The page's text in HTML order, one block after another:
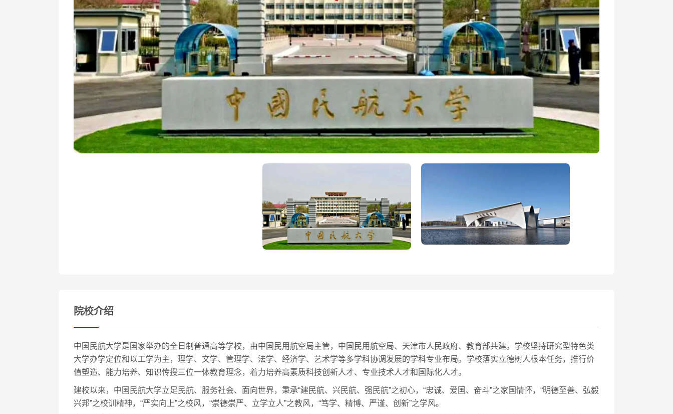
院校介绍
中国民航大学是国家举办的全日制普通高等学校，由中国民用航空局主管，中国民用航空局、天津市人民政府、教育部共建。学校坚持研究型特色类
大学办学定位和以工学为主，理学、文学、管理学、法学、经济学、艺术学等多学科协调发展的学科专业布局。学校落实立德树人根本任务，推行价
值塑造、能力培养、知识传授三位一体教育理念，着力培养高素质科技创新人才、专业技术人才和国际化人才。
建校以来，中国民航大学立足民航、服务社会、面向世界，秉承“建民航、兴民航、强民航”之初心，“忠诚、爱国、奋斗”之家国情怀，“明德至善、弘毅
兴邦”之校训精神，“严实向上”之校风，“崇德崇严、立学立人”之教风，“笃学、精博、严谨、创新”之学风。